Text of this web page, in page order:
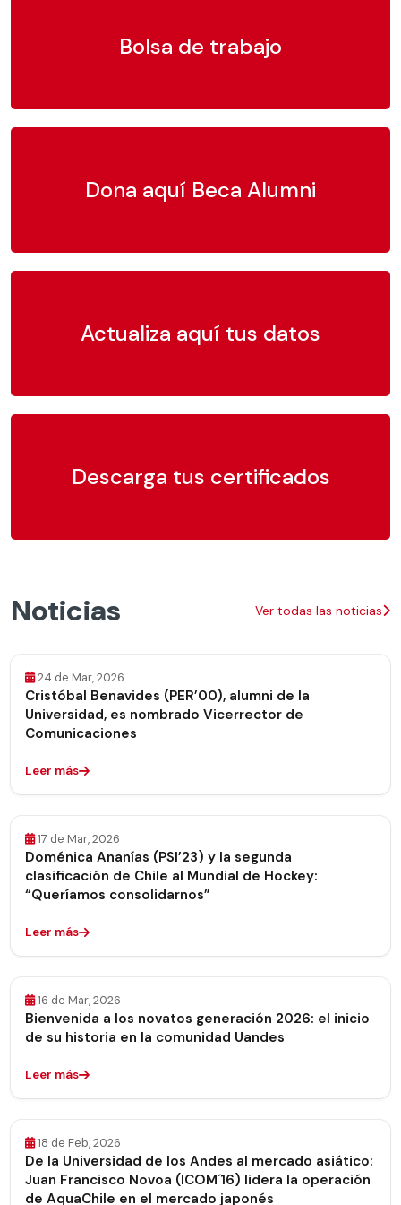
Bolsa de trabajo
Dona aquí Beca Alumni
Actualiza aquí tus datos
Descarga tus certificados
Noticias Ver todas las noticias
24 de Mar, 2026
Cristóbal Benavides (PER’00), alumni de la
Universidad, es nombrado Vicerrector de
Comunicaciones
Leer más
17 de Mar, 2026
Doménica Ananías (PSI’23) y la segunda
clasificación de Chile al Mundial de Hockey:
“Queríamos consolidarnos”
Leer más
16 de Mar, 2026
Bienvenida a los novatos generación 2026: el inicio
de su historia en la comunidad Uandes
Leer más
18 de Feb, 2026
De la Universidad de los Andes al mercado asiático:
Juan Francisco Novoa (ICOM´16) lidera la operación
de AquaChile en el mercado japonés